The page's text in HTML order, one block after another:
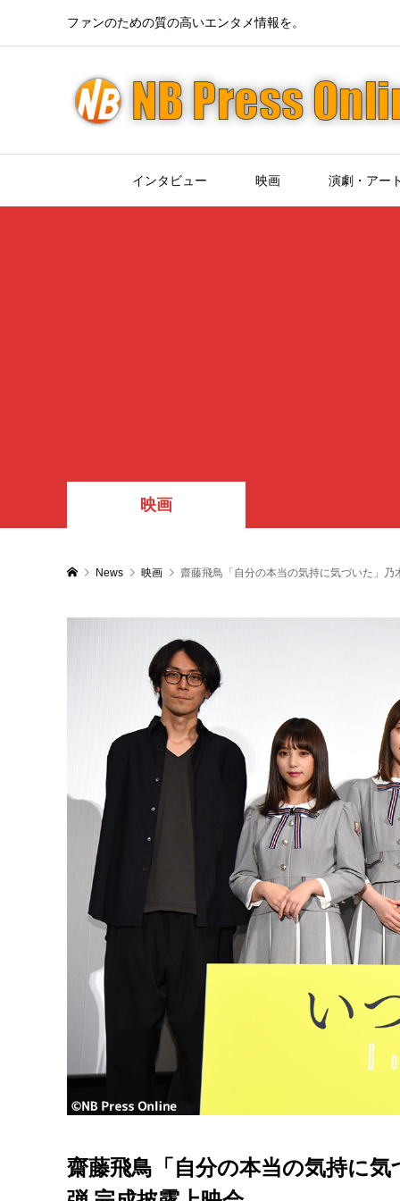
ファンのための質の高いエンタメ情報を。
インタビュー 映画 演劇・アート
映画
News 映画 齋藤飛鳥「自分の本当の気持に気づいた」
齋藤飛鳥「自分の本当の気持に